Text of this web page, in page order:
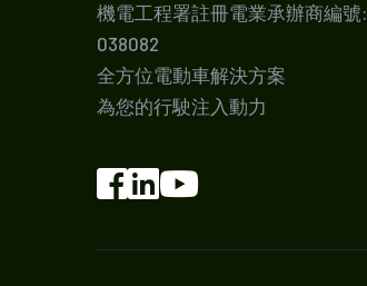
機電工程署註冊電業承辦商編號:
038082
全方位電動車解決方案
為您的行駛注入動力